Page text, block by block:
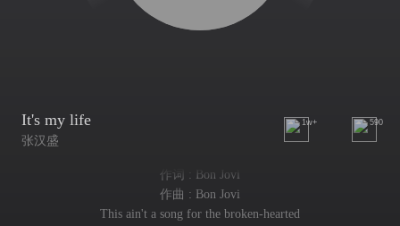
It's my life
张汉盛
1w+ 590
作词 : Bon Jovi
作曲 : Bon Jovi
This ain't a song for the broken-hearted